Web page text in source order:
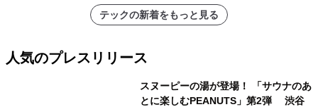
アーティストを フィーチャーしたアニ
メーションを公開～
テックの新着をもっと見る
人気のプレスリリース
スヌーピーの湯が登場！ 「サウナのあ
とに楽しむPEANUTS」第2弾 渋谷